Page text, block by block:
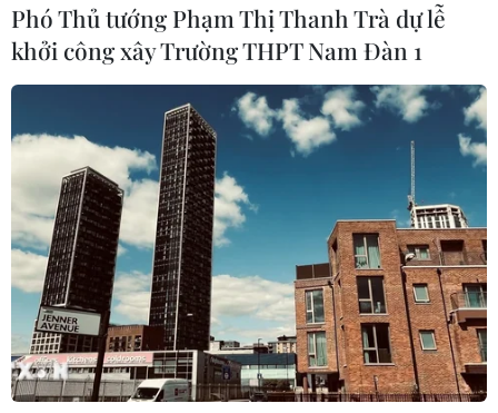
Phó Thủ tướng Phạm Thị Thanh Trà dự lễ
khởi công xây Trường THPT Nam Đàn 1